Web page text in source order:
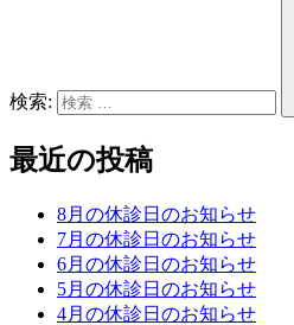
検索:
最近の投稿
8月の休診日のお知らせ
7月の休診日のお知らせ
6月の休診日のお知らせ
5月の休診日のお知らせ
4月の休診日のお知らせ